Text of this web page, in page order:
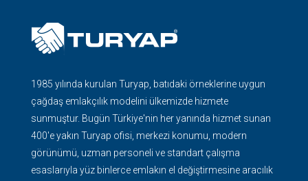
1985 yılında kurulan Turyap, batıdaki örneklerine uygun
çağdaş emlakçılık modelini ülkemizde hizmete
sunmuştur. Bugün Türkiye'nin her yanında hizmet sunan
400'e yakın Turyap ofisi, merkezi konumu, modern
görünümü, uzman personeli ve standart çalışma
esaslarıyla yüz binlerce emlakın el değiştirmesine aracılık